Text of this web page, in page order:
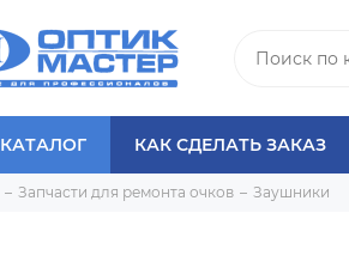
КАТАЛОГ КАК СДЕЛАТЬ ЗАКАЗ
Запчасти для ремонта очков Заушники